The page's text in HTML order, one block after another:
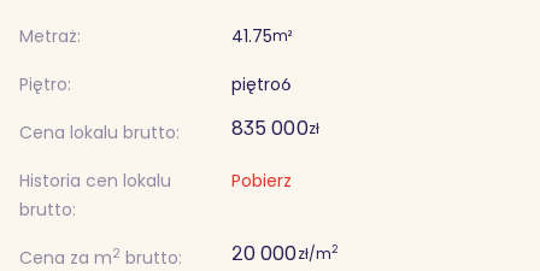
Metraż: 41.75m²
Piętro: piętro6
Cena lokalu brutto:
835 000zł
Historia cen lokalu
brutto:
Pobierz
Cena za m2 brutto: 20 000zł/m2